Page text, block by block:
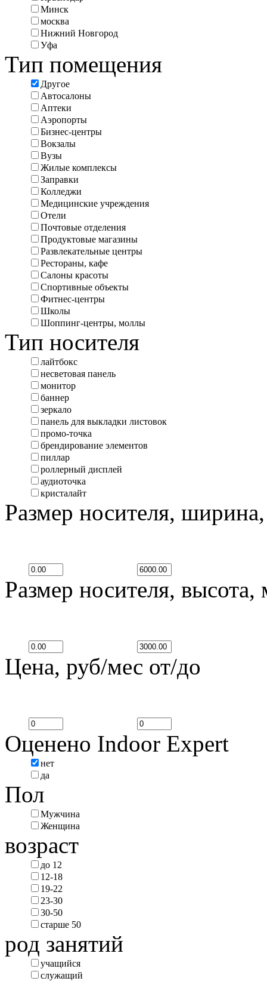
Минск
москва
Нижний Новгород
Уфа
Тип помещения
Другое
Автосалоны
Аптеки
Аэропорты
Бизнес-центры
Вокзалы
Вузы
Жилые комплексы
Заправки
Колледжи
Медицинские учреждения
Отели
Почтовые отделения
Продуктовые магазины
Развлекательные центры
Рестораны, кафе
Салоны красоты
Спортивные объекты
Фитнес-центры
Школы
Шоппинг-центры, моллы
Тип носителя
лайтбокс
несветовая панель
монитор
баннер
зеркало
панель для выкладки листовок
промо-точка
брендирование элементов
пиллар
роллерный дисплей
аудиоточка
кристалайт
Размер носителя,
Размер носителя, высота,
Цена, руб/мес от/до
Оценено Indoor Expert
нет
да
Пол
Мужчина
Женщина
возраст
до 12
12-18
19-22
23-30
30-50
старше 50
род занятий
учащийся
служащий